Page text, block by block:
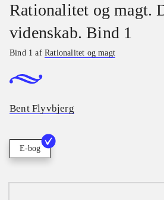
Rationalitet og magt.
videnskab. Bind 1
Bind 1 afRationalitet og magt
Bent Flyvbjerg
E-bog